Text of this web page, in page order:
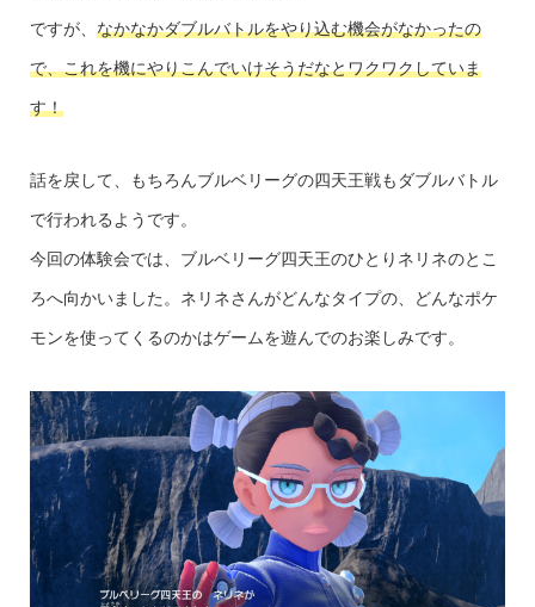
ですが、 なかなかダブルバトルをやり込む機会がなかったの
で、これを機にやりこんでいけそうだなとワクワクしていま
す！
話を戻して、もちろんブルベリーグの四天王戦もダブルバトル
で行われるようです。
今回の体験会では、ブルベリーグ四天王のひとりネリネのとこ
ろへ向かいました。ネリネさんがどんなタイプの、どんなポケ
モンを使ってくるのかはゲームを遊んでのお楽しみです。